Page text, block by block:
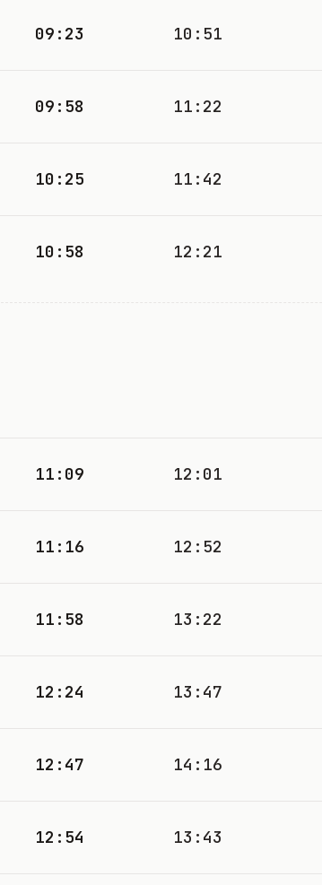
09:23 10:51
09:58 11:22
10:25 11:42
10:58 12:21
11:09 12:01
11:16 12:52
11:58 13:22
12:24 13:47
12:47 14:16
12:54 13:43